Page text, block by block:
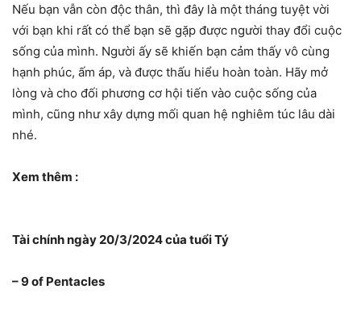
Nếu bạn vẫn còn độc thân, thì đây là một tháng tuyệt vời
với bạn khi rất có thể bạn sẽ gặp được người thay đổi cuộc
sống của mình. Người ấy sẽ khiến bạn cảm thấy vô cùng
hạnh phúc, ấm áp, và được thấu hiểu hoàn toàn. Hãy mở
lòng và cho đối phương cơ hội tiến vào cuộc sống của
mình, cũng như xây dựng mối quan hệ nghiêm túc lâu dài
nhé.
Xem thêm :
Tài chính ngày 20/3/2024 của tuổi Tý
– 9 of Pentacles